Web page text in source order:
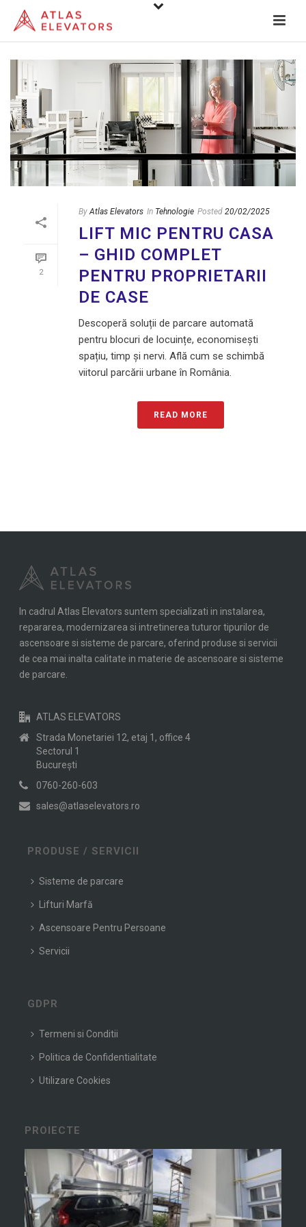
2
By Atlas Elevators In Tehnologie Posted 20/02/2025
LIFT MIC PENTRU CASA
– GHID COMPLET
PENTRU PROPRIETARII
DE CASE
Descoperă soluții de parcare automată
pentru blocuri de locuințe, economisești
spațiu, timp și nervi. Află cum se schimbă
viitorul parcării urbane în România.
READ MORE
In cadrul Atlas Elevators suntem specializati in instalarea,
repararea, modernizarea si intretinerea tuturor tipurilor de
ascensoare si sisteme de parcare, oferind produse si servicii
de cea mai inalta calitate in materie de ascensoare si sisteme
de parcare.
ATLAS ELEVATORS
Strada Monetariei 12, etaj 1, office 4
Sectorul 1
Bucureşti
0760-260-603
sales@atlaselevators.ro
PRODUSE / SERVICII
Sisteme de parcare
Lifturi Marfă
Ascensoare Pentru Persoane
Servicii
GDPR
Termeni si Conditii
Politica de Confidentialitate
Utilizare Cookies
PROIECTE